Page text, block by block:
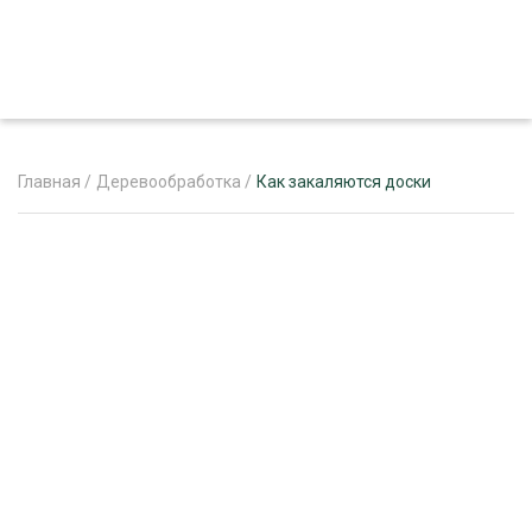
Главная / Деревообработка / Как закаляются доски